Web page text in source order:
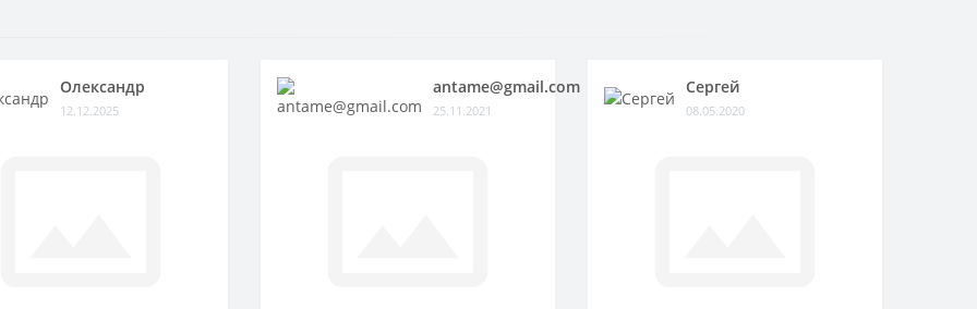
Олександр
12.12.2025
antame@gmail.com
25.11.2021
Сергей
08.05.2020